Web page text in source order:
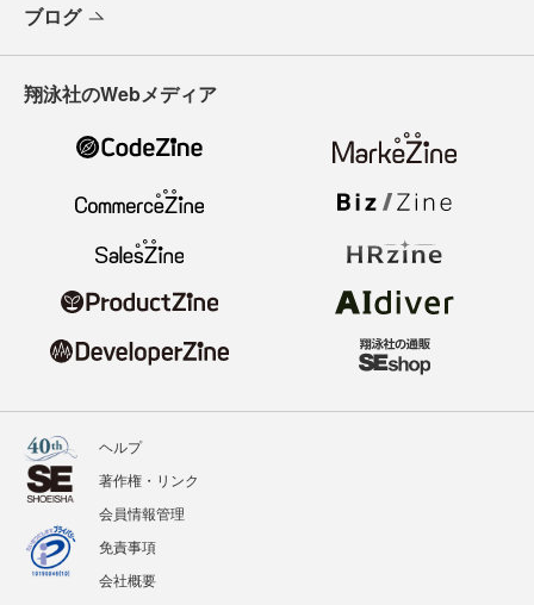
ブログ
翔泳社のWebメディア
ヘルプ
著作権・リンク
会員情報管理
免責事項
会社概要